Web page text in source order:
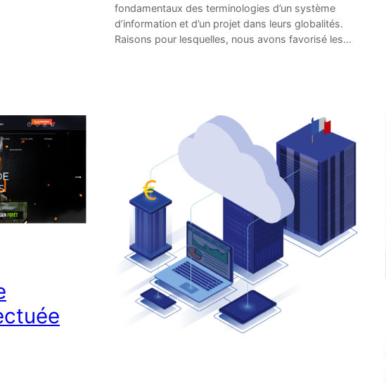
fondamentaux des terminologies d’un système
d’information et d’un projet dans leurs globalités.
Raisons pour lesquelles, nous avons favorisé les…